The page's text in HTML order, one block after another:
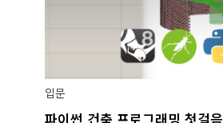
입문
파이썬 건축 프로그래밍 첫걸음